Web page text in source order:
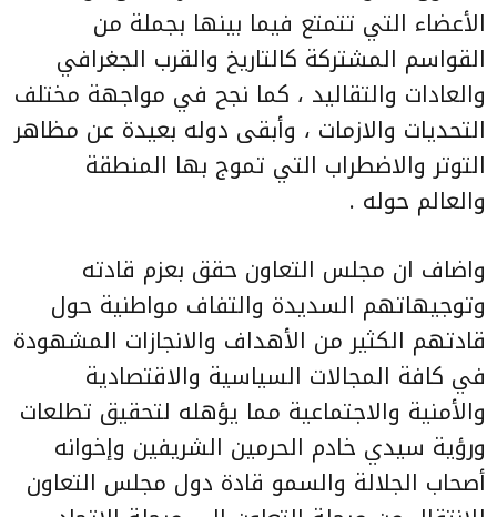
الأعضاء التي تتمتع فيما بينها بجملة من
القواسم المشتركة كالتاريخ والقرب الجغرافي
والعادات والتقاليد ، كما نجح في مواجهة مختلف
التحديات والازمات ، وأبقى دوله بعيدة عن مظاهر
التوتر والاضطراب التي تموج بها المنطقة
والعالم حوله .
واضاف ان مجلس التعاون حقق بعزم قادته
وتوجيهاتهم السديدة والتفاف مواطنية حول
قادتهم الكثير من الأهداف والانجازات المشهودة
في كافة المجالات السياسية والاقتصادية
والأمنية والاجتماعية مما يؤهله لتحقيق تطلعات
ورؤية سيدي خادم الحرمين الشريفين وإخوانه
أصحاب الجلالة والسمو قادة دول مجلس التعاون